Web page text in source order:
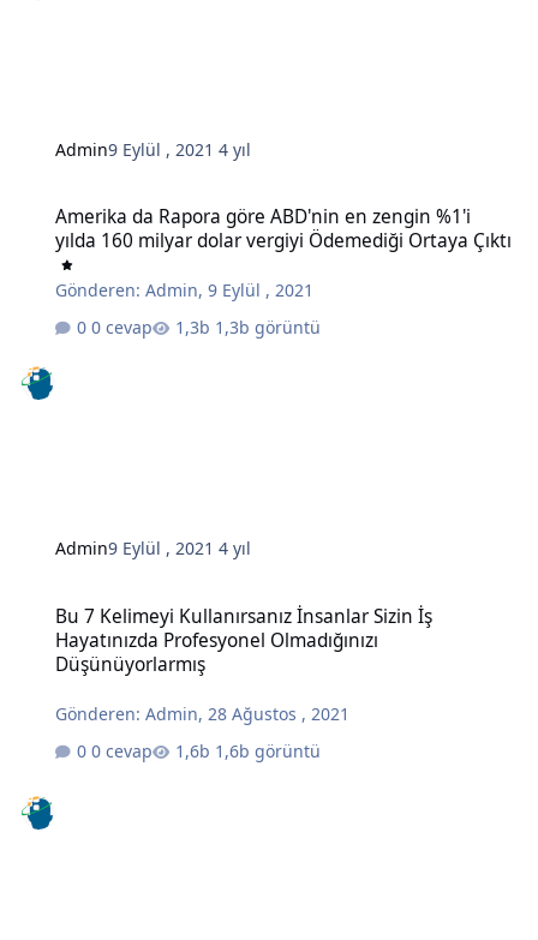
Admin9 Eylül , 20214 yıl
Amerika da Rapora göre ABD'nin en zengin %1'i
yılda 160 milyar dolar vergiyi Ödemediği Ortaya Çıktı
Gönderen:Admin,9 Eylül , 2021
0 cevap
1,3b görüntü
Admin9 Eylül , 20214 yıl
Bu 7 Kelimeyi Kullanırsanız İnsanlar Sizin İş
Hayatınızda Profesyonel Olmadığınızı
Düşünüyorlarmış
Gönderen:Admin,28 Ağustos , 2021
0 cevap
1,6b görüntü